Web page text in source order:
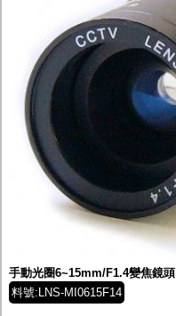
手動光圈6~15mm/F1.4變焦鏡頭
料號:LNS-MI0615F14